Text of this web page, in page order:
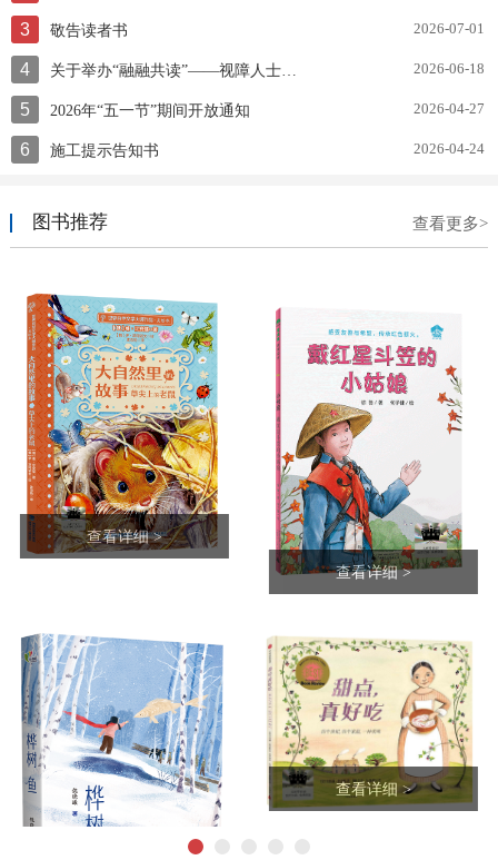
3 敬告读者书 2026-07-01
4 2026-06-18
5 2026年“五一节”期间开放通知 2026-04-27
6 施工提示告知书 2026-04-24
图书推荐 查看更多>
查看详细 >
查看详细 >
查看详细 >
3